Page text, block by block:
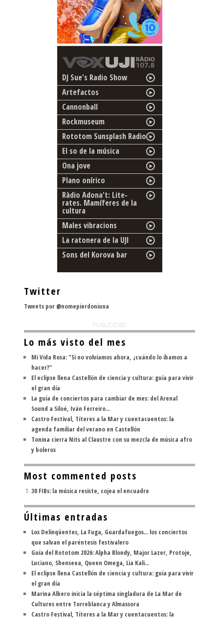
DJ Sue's Radio Show
Artefactos
Cannonball
Rockmuseum
Rototom Sunsplash Radio
El so de la música
Ona jove
Plano onírico
Ràdio Adona't: Lite-
rates. Mamíferes de la
cultura
Males vibracions
La ratonera de la UJI
Sons del Korova bar
Twitter
Tweets por @nomepierdoniuna
PUBLICIDAD
Lo más visto del mes
Mi Vida Rosa: "Si no volvíamos ahora, ¿cuándo lo íbamos a
hacer?"
El eclipse llena Castellón de ciencia y cultura: guía para vivir
el gran día
La guía de conciertos para cambiar de mes: del Arenal
Sound a Siloé, Iván Ferreiro...
Castro Festival, Títeres a la Mar y cuentacuentos: la
agenda familiar del verano en Castellón
Tonina cierra Nits al Claustre con su mezcla de música afro
y boleros
Most commented posts
30 FIBs: la música resiste, cojea el encuadre
Últimas entradas
Los Delinqüentes, La Fuga, Guardafuegos... los conciertos
que salvan el paréntesis festivalero
Guía del Rototom 2026: Alpha Blondy, Major Lazer, Protoje,
Luciano, Shenseea, Queen Omega, Lia Kali...
El eclipse llena Castellón de ciencia y cultura: guía para vivir
el gran día
Marina Albero inicia la séptima singladura de La Mar de
Cultures entre Torreblanca y Almassora
Castro Festival, Títeres a la Mar y cuentacuentos: la